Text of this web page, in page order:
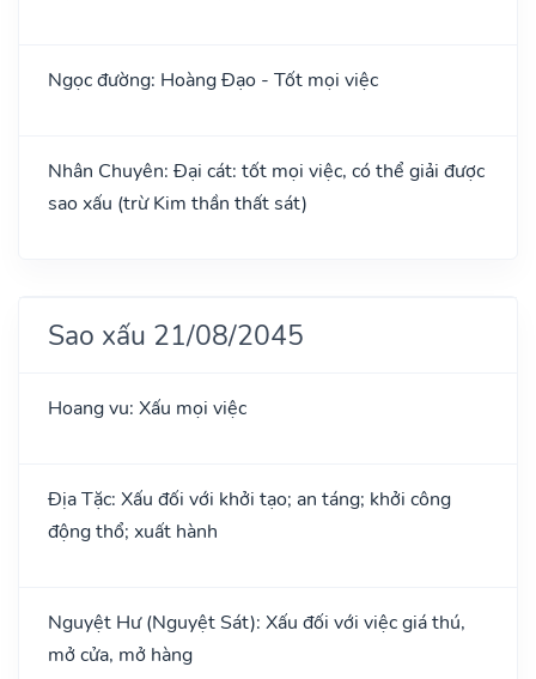
Ngọc đường: Hoàng Đạo - Tốt mọi việc
Nhân Chuyên: Đại cát: tốt mọi việc, có thể giải được
sao xấu (trừ Kim thần thất sát)
Sao xấu 21/08/2045
Hoang vu: Xấu mọi việc
Địa Tặc: Xấu đối với khởi tạo; an táng; khởi công
động thổ; xuất hành
Nguyệt Hư (Nguyệt Sát): Xấu đối với việc giá thú,
mở cửa, mở hàng